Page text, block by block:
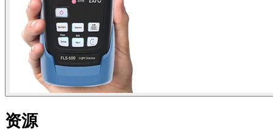
资源